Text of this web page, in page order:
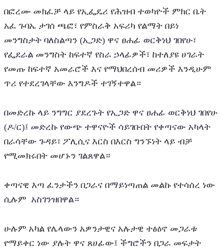
በፎረሙ መክፈቻ ላይ የኢፌዴሪ የሕዝብ ተወካዮች ምክር ቤት
አፈ ጉባኤ ታገሰ ጫፎ፣ የምስራቅ አፍሪካ የልማት በይነ
መንግስታት ባለስልጣን (ኢጋድ) ዋና ፀሐፊ ወርቅነህ ገበየሁ፣
የፌደራል መንግስት ከፍተኛ የስራ ኃላፊዎች፣ ከተለያዩ ሀገራት
የመጡ ከፍተኛ አመራሮች እና የማህበረሰብ መሪዎች እንዲሁም
ጥሪ የተደረገላቸው እንግዶች ተገኝተዋል።
በመድረኩ ላይ ንግግር ያደረጉት የኢጋድ ዋና ፀሐፊ ወርቅነህ ገበየሁ
(ዶ/ር)፤ መድረኩ የውጭ ተዋናዮች ሳይገቡበት የቀጣናው አካላት
በራሳቸው ጉዳይ፣ ፖሊሲና እርስ በእርስ ግንኙነት ላይ ብቻ
የሚመክሩበት መሆኑን ገልጸዋል።
ቀጣናዊ እጣ ፈንታችን በጋራና በማይነጣጠል መልኩ የተሳሰረ ነው
ሲሉም  አስገንዝበዋል።
ሁሉም አካል የሌላውን አዎንታዊና አሉታዊ ተፅዕኖ መጋራቱ
የማይቀር ነው ያሉት ዋና ጸሀፊው፤ ችግሮችን በጋራ መፍታት